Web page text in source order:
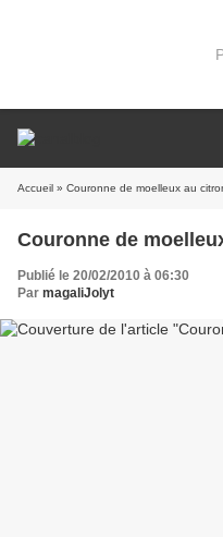
Accueil » Couronne de moelleux au
Couronne de
Publié le 20/02/2010 à 06:30
Par magaliJolyt